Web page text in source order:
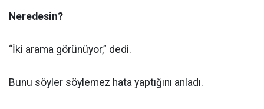
Neredesin?
“İki arama görünüyor,” dedi.
Bunu söyler söylemez hata yaptığını anladı.